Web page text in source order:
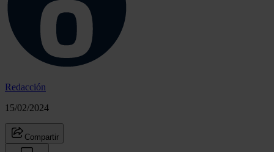
Redacción
15/02/2024
Compartir